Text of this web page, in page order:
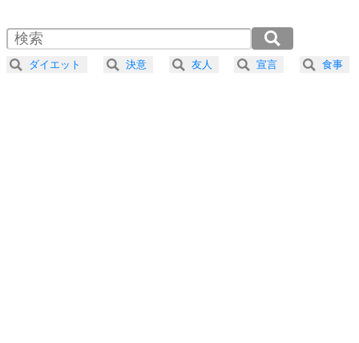
4 器の大きい人は、怒りを優しさで表現する。
2.0倍速 （209KB 53秒）
2.5倍速 （167KB 42秒）
3.0倍速 （140KB 35秒）
ダイエット 決意 友人 宣言 食事